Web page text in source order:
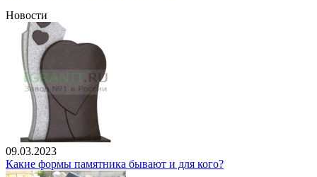
Новости
09.03.2023
Какие формы памятника бывают и для кого?